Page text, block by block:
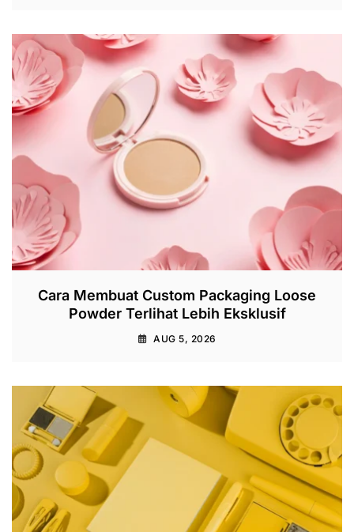
Cara Membuat Custom Packaging Loose
Powder Terlihat Lebih Eksklusif
AUG 5, 2026